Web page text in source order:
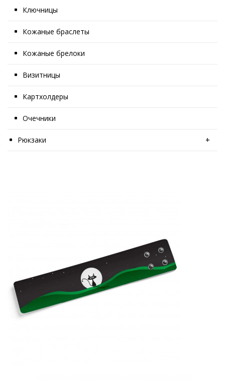
Ключницы
Кожаные браслеты
Кожаные брелоки
Визитницы
Картхолдеры
Очечники
Рюкзаки +